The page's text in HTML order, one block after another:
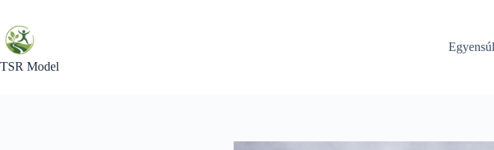
content
TSR Model